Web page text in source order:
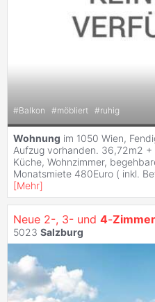
#Balkon #möbliert #ruhig
Wohnung im 1050 Wien,
Aufzug vorhanden. 36,72m2
Küche, Wohnzimmer,
Monatsmiete 480Euro ( inkl.
[Mehr]
Neue 2-, 3- und 4-Zimmer
5023 Salzburg